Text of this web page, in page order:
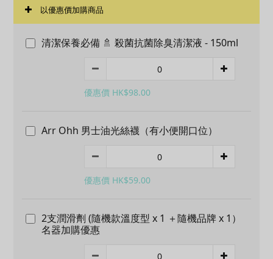
以優惠價加購商品
清潔保養必備 🚿 殺菌抗菌除臭清潔液 - 150ml
優惠價 HK$98.00
Arr Ohh 男士油光絲襪（有小便開口位）
優惠價 HK$59.00
2支潤滑劑 (隨機款溫度型 x 1 ＋隨機品牌 x 1）
名器加購優惠